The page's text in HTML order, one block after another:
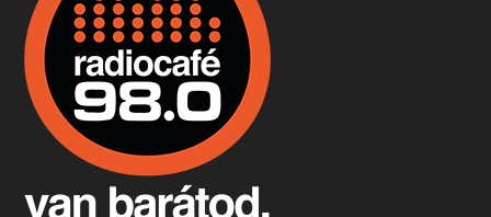
Fermentáljunk, a testünk meghálálja!
Apr 3, 2026 • 00:36:07